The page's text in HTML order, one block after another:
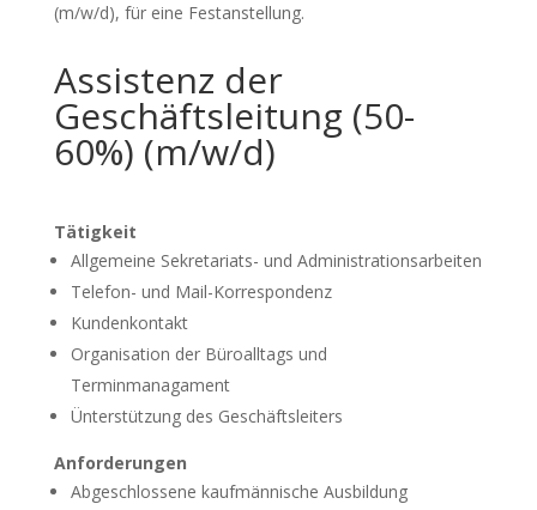
(m/w/d), für eine Festanstellung.
Assistenz der
Geschäftsleitung (50-
60%) (m/w/d)
Tätigkeit
Allgemeine Sekretariats- und Administrationsarbeiten
Telefon- und Mail-Korrespondenz
Kundenkontakt
Organisation der Büroalltags und
Terminmanagament
Ünterstützung des Geschäftsleiters
Anforderungen
Abgeschlossene kaufmännische Ausbildung